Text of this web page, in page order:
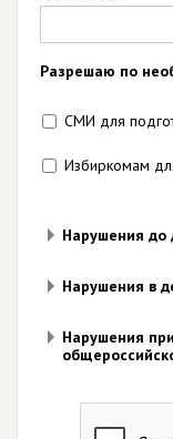
Разрешаю по
СМИ для
Избиркомам
Нарушения до
Нарушения в
Нарушения